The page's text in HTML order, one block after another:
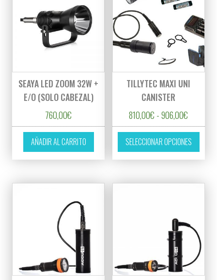
SEAYA LED ZOOM 32W +
E/O (SOLO CABEZAL)
760,00€
AÑADIR AL CARRITO
TILLYTEC MAXI UNI
CANISTER
810,00€ - 906,00€
SELECCIONAR OPCIONES
Este